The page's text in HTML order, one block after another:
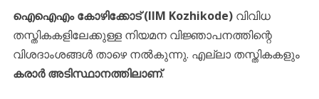
ഐഐഎം കോഴിക്കോട് (IIM Kozhikode)വിവിധ
തസ്തികകളിലേക്കുള്ള നിയമന വിജ്ഞാപനത്തിന്റെ
വിശദാംശങ്ങൾ താഴെ നൽകുന്നു. എല്ലാ തസ്തികകളും
കരാർ അടിസ്ഥാനത്തിലാണ്.